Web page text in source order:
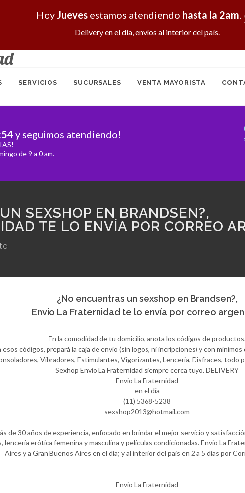
Hoy Jueves estamos atendiendo hasta la 2am.
Delivery en el día, envíos al interior del país.
SERVICIOS SUCURSALES VENTA MAYORISTA
:54 y seguimos atendiendo!
de 9 a 0 am.
SEXSHOP EN BRANDSEN?,
TE LO ENVÍA POR CORREO
¿No encuentras un sexshop en Brandsen?,
Envio La Fraternidad te lo envía por correo
En la comodidad de tu domicilio, anota los códigos de productos.
códigos, prepará la caja de envío (sin logos, ni incripciones) y con
Vibradores, Estimulantes, Vigorizantes, Lenceria, Disfraces, todo
Sexhop Envio La Fraternidad siempre cerca tuyo. DELIVERY
Envio La Fraternidad
en el día
(11) 5368-5238
sexshop2013@hotmail.com
de 30 años de experiencia, enfocado en brindar el mejor servicio y
erótica femenina y masculina y películas condicionadas. Envio La
Aires y a Gran Buenos Aires en el día; y al interior del pais en 2 a 5 días por
Envio La Fraternidad